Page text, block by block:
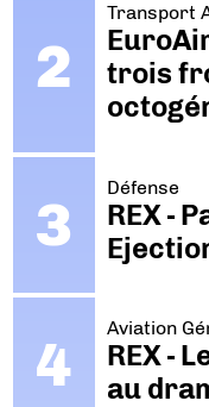
Transport
trois
Défense
REX -
Aviation
REX -
au